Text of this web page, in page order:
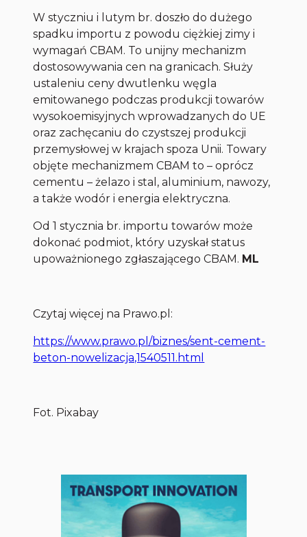
W styczniu i lutym br. doszło do dużego
spadku importu z powodu ciężkiej zimy i
wymagań CBAM. To unijny mechanizm
dostosowywania cen na granicach. Służy
ustaleniu ceny dwutlenku węgla
emitowanego podczas produkcji towarów
wysokoemisyjnych wprowadzanych do UE
oraz zachęcaniu do czystszej produkcji
przemysłowej w krajach spoza Unii. Towary
objęte mechanizmem CBAM to – oprócz
cementu – żelazo i stal, aluminium, nawozy,
a także wodór i energia elektryczna.
Od 1 stycznia br. importu towarów może
dokonać podmiot, który uzyskał status
upoważnionego zgłaszającego CBAM. ML
Czytaj więcej na Prawo.pl:
https://www.prawo.pl/biznes/sent-cement-
beton-nowelizacja,1540511.html
Fot. Pixabay